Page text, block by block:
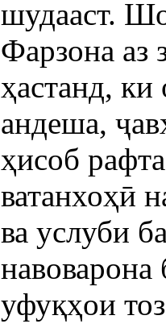
шудааст.
Фарзона аз
ҳастанд, ки
андеша,
ҳисоб
ватанхоҳӣ
ва услуби
уфуқҳои